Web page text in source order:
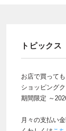
トピックス
お店で買って
ショッピング
期間限定 ～
月々の支払い